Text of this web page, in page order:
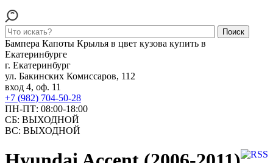
Поиск
Бампера Капоты Крылья в цвет кузова купить в
Екатеринбурге
г. Екатеринбург
ул. Бакинских Комиссаров, 112
вход 4, оф. 11
+7 (982) 704-50-28
ПН-ПТ: 08:00-18:00
СБ: ВЫХОДНОЙ
ВС: ВЫХОДНОЙ